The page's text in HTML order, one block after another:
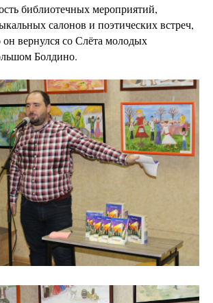
библиотечных мероприятий,
салонов и поэтических встреч,
он вернулся со Слёта молодых
Болдино.